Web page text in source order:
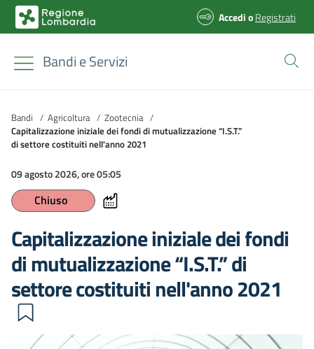
AccedioRegistrati
Bandi e Servizi
Bandi / Agricoltura / Zootecnia /
Capitalizzazione iniziale dei fondi di mutualizzazione “I.S.T.”
di settore costituiti nell'anno 2021
09 agosto 2026, ore 05:05
Chiuso
Capitalizzazione iniziale dei fondi
di mutualizzazione “I.S.T.” di
settore costituiti nell'anno 2021